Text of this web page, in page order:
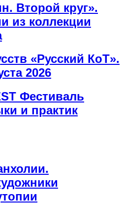
Второй круг».
из коллекции
«Русский КоТ».
2026
Фестиваль
и практик